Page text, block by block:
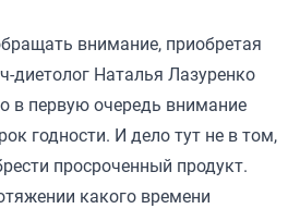
внимание, приобретая
диетолог Наталья Лазуренко
в первую очередь внимание
годности. И дело тут не в том,
просроченный продукт.
какого времени